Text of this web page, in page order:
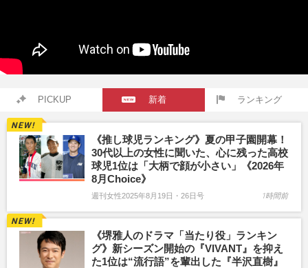
PICKUP 新着 ランキング
《推し球児ランキング》夏の甲子園開幕！
30代以上の女性に聞いた、心に残った高校
球児1位は「大柄で顔が小さい」《2026年
8月Choice》
週刊女性2025年8月19日・26日号 1時間前
《堺雅人のドラマ「当たり役」ランキン
グ》新シーズン開始の『VIVANT』を抑え
た1位は“流行語”を輩出した『半沢直樹』